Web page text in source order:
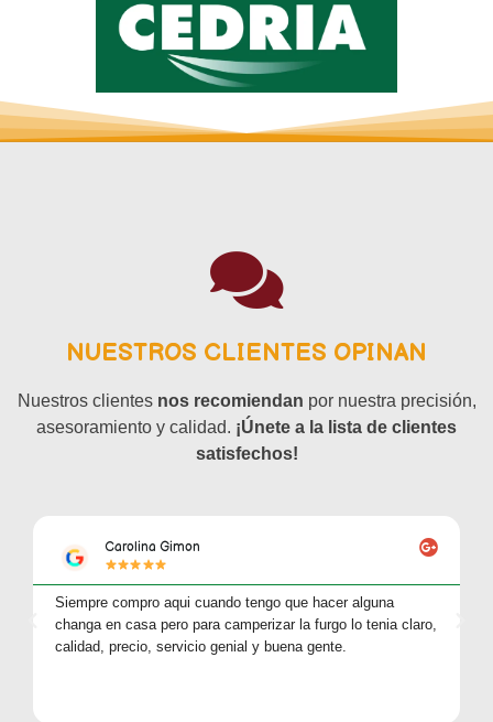
NUESTROS CLIENTES OPINAN
Nuestros clientesnos recomiendan por nuestra precisión,
asesoramiento y calidad. ¡Únete a la lista de clientes
satisfechos!
Carolina Gimon
Siempre compro aqui cuando tengo que hacer alguna
changa en casa pero para camperizar la furgo lo tenia claro,
calidad, precio, servicio genial y buena gente.